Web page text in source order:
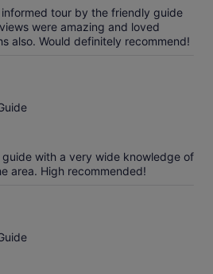
tour by the friendly guide
were amazing and loved
also. Would definitely recommend!
guide with a very wide knowledge of
area. High recommended!